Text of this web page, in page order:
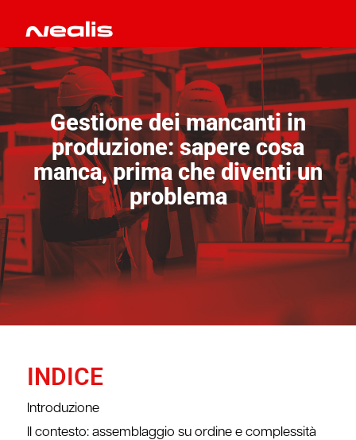
Gestione dei mancanti in
produzione: sapere cosa
manca, prima che diventi un
problema
INDICE
Introduzione
Il contesto: assemblaggio su ordine e complessità